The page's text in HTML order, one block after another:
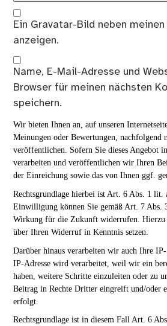
Ein Gravatar-Bild neben
anzeigen.
Name, E-Mail-Adresse und
Browser für meinen nächsten
speichern.
Wir bieten Ihnen an, auf unseren
Meinungen oder Bewertungen, nachfolgend
veröffentlichen. Sofern Sie dieses Angebot
verarbeiten und veröffentlichen wir Ihren
der Einreichung sowie das von Ihnen ggf.
Rechtsgrundlage hierbei ist Art. 6 Abs. 1
Einwilligung können Sie gemäß Art. 7 Abs.
Wirkung für die Zukunft widerrufen. Hierzu
über Ihren Widerruf in Kenntnis setzen.
Darüber hinaus verarbeiten wir auch Ihre
IP-Adresse wird verarbeitet, weil wir ein
haben, weitere Schritte einzuleiten oder zu
Beitrag in Rechte Dritter eingreift und/oder
erfolgt.
Rechtsgrundlage ist in diesem Fall Art. 6